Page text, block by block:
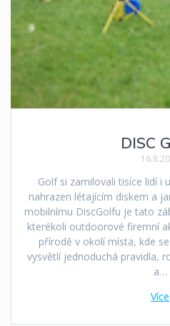
DISC
Golf si zamilovali tisíce lidí i
nahrazen létajícím diskem a
mobilnímu DiscGolfu je tato
kterékoli outdoorové firemní
přírodě v okolí místa, kde
vysvětlí jednoduchá pravidla,
a…
Více